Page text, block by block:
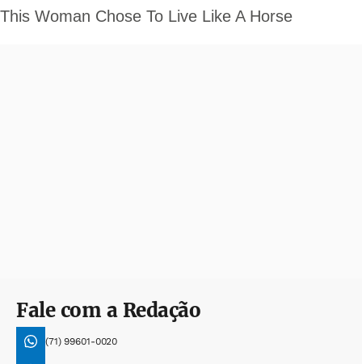
Fale com a Redação
(71) 99601-0020